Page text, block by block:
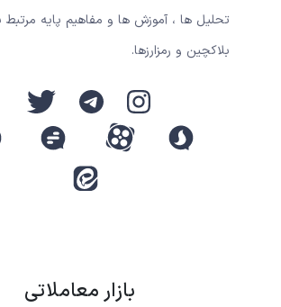
تحلیل ها ، آموزش ها و مفاهیم پایه مرتبط
بلاکچین و رمزارزها.
بازار معاملاتی